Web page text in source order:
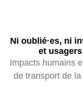
Ni oublié·es, ni
et
Impacts humains
de transport de